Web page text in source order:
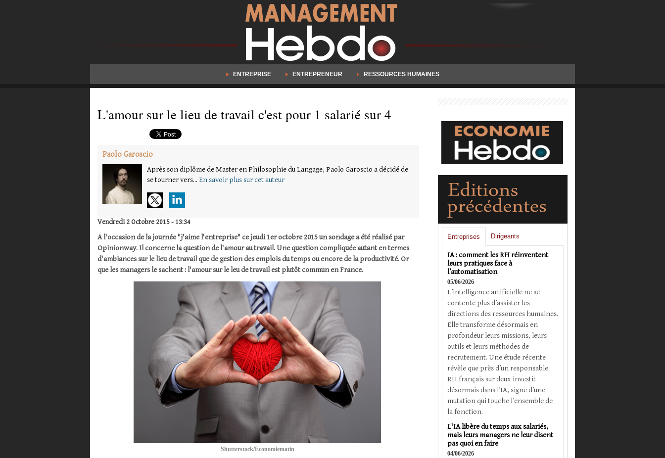
ENTREPRISE ENTREPRENEUR RESSOURCES HUMAINES
​L'amour sur le lieu de travail c'est pour 1 salarié sur 4
Paolo Garoscio
Après son diplôme de Master en Philosophie du Langage, Paolo Garoscio a décidé de
se tourner vers... En savoir plus sur cet auteur
Vendredi 2 Octobre 2015 - 13:34
A l'occasion de la journée "j'aime l'entreprise" ce jeudi 1er octobre 2015 un sondage a été réalisé par
Opinionway. Il concerne la question de l'amour au travail. Une question compliquée autant en termes
d'ambiances sur le lieu de travail que de gestion des emplois du temps ou encore de la productivité. Or
que les managers le sachent : l'amour sur le leu de travail est plutôt commun en France.
Shutterstock/Economiematin
Entreprises Dirigeants
IA : comment les RH réinventent
leurs pratiques face à
l’automatisation
05/06/2026
L’intelligence artificielle ne se
contente plus d’assister les
directions des ressources humaines.
Elle transforme désormais en
profondeur leurs missions, leurs
outils et leurs méthodes de
recrutement. Une étude récente
révèle que près d’un responsable
RH français sur deux investit
désormais dans l’IA, signe d’une
mutation qui touche l’ensemble de
la fonction.
L'IA libère du temps aux salariés,
mais leurs managers ne leur disent
pas quoi en faire
04/06/2026